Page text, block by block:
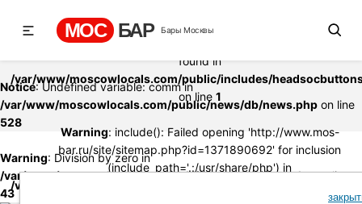
МОС БАР Бары Москвы
Notice: Undefined variable: comm in
/var/www/moscowlocals.com/public/news/db/news.php on line
528
Warning: include(http://www.mos-bar.ru/site/sitemap.php?
id=1371890692): failed to open stream: no suitable wrapper
found in
/var/www/moscowlocals.com/public/includes/
on line 1
Warning: include(): Failed opening 'http://www.mos-
bar.ru/site/sitemap.php?id=1371890692' for inclusion
(include_path='.:/usr/share/php') in
/var/www/moscowlocals.com/public/includes/
Warning: Division by zero in
/var/www/moscowlocals.com/public/news/db/func.phpon line
43